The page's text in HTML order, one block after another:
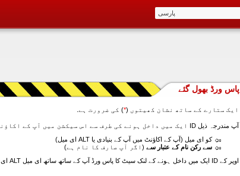
پاس ورڈ بھول گئے
ایک ستارے کے ساتھ نشان کھیتوں (*) کی ضرورت ہے.
آپ مندرجہ ذیل ID ایک میں داخل ہونے کی طرف سے اس سیکشن میں آپ کے اکاؤنٹ کا پاس ورڈ حاصل کر سکتے ہیں:
کو ای میل (آپ کے اکاؤنٹ میں آپ کے بنیادی یا ALT ای میل)
سے رکن نام کے عتبار سے (اگر آپ صارف کا نام ہے)
اوپر کے ID ایک میں داخل ہونے کے لنک سیٹ کا پاس ورڈ آپ کے ساتھ ساتھ ای میل ALT ای میل بھیج دیں گے.